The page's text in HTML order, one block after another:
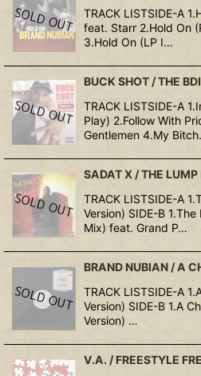
TRACK LISTSIDE-A
feat. Starr 2.Hold On
3.Hold On (LP I…
BUCK SHOT / THE
TRACK LISTSIDE-A
Play) 2.Follow With
Gentlemen 4.My
SADAT X / THE LUMP
TRACK LISTSIDE-A
Version) SIDE-B
Mix) feat. Grand P…
BRAND NUBIAN / A
TRACK LISTSIDE-A
Version) SIDE-B 1.A
Version) …
V.A. / FREESTYLE